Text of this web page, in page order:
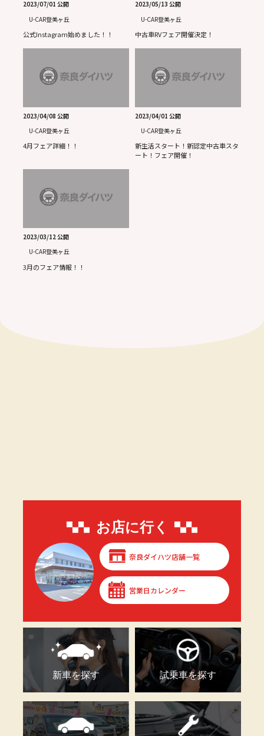
2023/07/01 公開
U-CAR登美ヶ丘
公式Instagram始めました！！
2023/05/13 公開
U-CAR登美ヶ丘
中古車RVフェア開催決定！
2023/04/08 公開
U-CAR登美ヶ丘
4月フェア詳細！！
2023/04/01 公開
U-CAR登美ヶ丘
新生活スタート！新認定中古車スタ
ート！フェア開催！
2023/03/12 公開
U-CAR登美ヶ丘
3月のフェア情報！！
お店に行く
奈良ダイハツ店舗一覧
営業日カレンダー
新車を探す 試乗車を探す